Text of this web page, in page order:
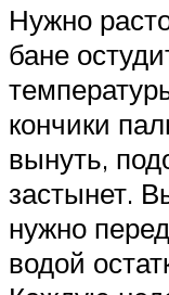
Нужно
бане
кончики
вынуть,
застынет.
нужно
водой